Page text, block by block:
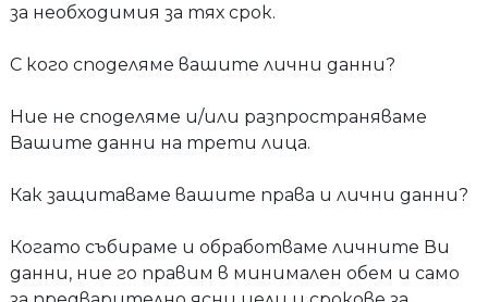
за необходимия за тях срок.
С кого споделяме вашите лични данни?
Ние не споделяме и/или разпространяваме
Вашите данни на трети лица.
Как защитаваме вашите права и лични данни?
Когато събираме и обработваме личните Ви
данни, ние го правим в минимален обем и само